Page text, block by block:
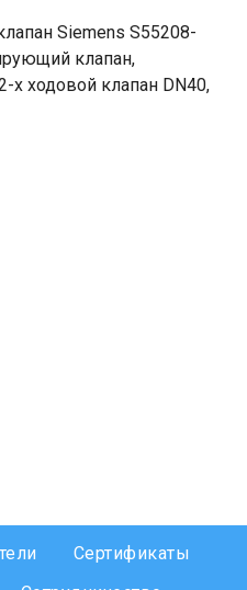
Siemens S55208-
клапан,
ходовой клапан DN40,
Сертификаты